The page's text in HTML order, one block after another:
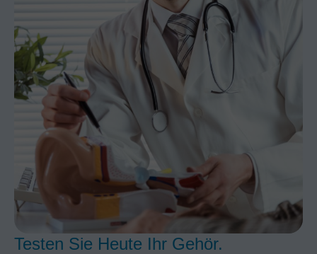
Testen Sie Heute Ihr Gehör.